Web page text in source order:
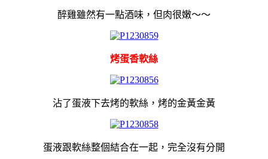
醉雞雖然有一點酒味，但肉很嫩～～
烤蛋香軟絲
沾了蛋液下去烤的軟絲，烤的金黃金黃
蛋液跟軟絲整個結合在一起，完全沒有分開